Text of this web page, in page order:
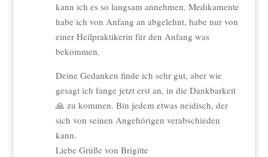
kann ich es so langsam annehmen. Medikamente
habe ich von Anfang an abgelehnt, habe nur von
einer Heilpraktikerin für den Anfang was
bekommen.
Deine Gedanken finde ich sehr gut, aber wie
gesagt ich fange jetzt erst an, in die Dankbarkeit
🙏 zu kommen. Bin jedem etwas neidisch, der
sich von seinen Angehörigen verabschieden
kann.
Liebe Grüße von Brigitte